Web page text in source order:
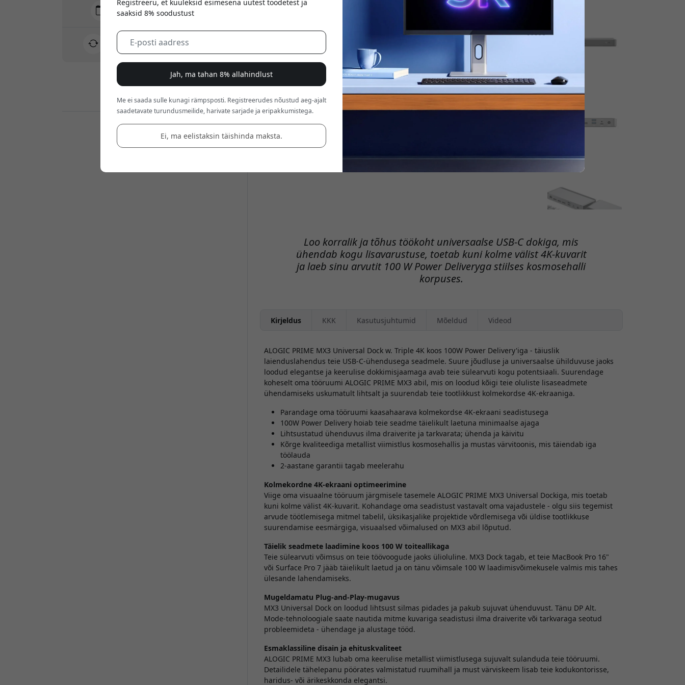
Loo korralik ja tõhus töökoht universaalse USB-C dokiga, mis
ühendab kogu lisavarustuse, toetab kuni kolme välist 4K-kuvarit
ja laeb sinu arvutit 100 W Power Deliveryga stiilses kosmosehalli
korpuses.
Kirjeldus KKK Kasutusjuhtumid Mõeldud Videod
ALOGIC PRIME MX3 Universal Dock w. Triple 4K koos 100W Power Delivery'iga - täiuslik
laienduslahendus teie USB-C-ühendusega seadmele. Suure jõudluse ja universaalse ühilduvuse jaoks
loodud elegantse ja keerulise dokkimisjaamaga avab teie sülearvuti kogu potentsiaali. Suurendage
koheselt oma tööruumi ALOGIC PRIME MX3 abil, mis on loodud kõigi teie oluliste lisaseadmete
ühendamiseks uskumatult lihtsalt ja suurendab teie tootlikkust kolmekordse 4K-ekraaniga.
Parandage oma tööruumi kaasahaarava kolmekordse 4K-ekraani seadistusega
100W Power Delivery hoiab teie seadme täielikult laetuna minimaalse ajaga
Lihtsustatud ühenduvus ilma draiverite ja tarkvarata; ühenda ja käivitu
Kõrge kvaliteediga metallist viimistlus kosmosehallis ja mustas värvitoonis, mis täiendab iga
töölauda
2-aastane garantii tagab meelerahu
Kolmekordne 4K-ekraani optimeerimine
Viige oma visuaalne tööruum järgmisele tasemele ALOGIC PRIME MX3 Universal Dockiga, mis toetab
kuni kolme välist 4K-kuvarit. Kohandage oma seadistust vastavalt oma vajadustele - olgu siis tegemist
arvude töötlemisega mitmel tabelil, üksikasjalike projektide võrdlemisega või üldise tootlikkuse
suurendamise eesmärgiga, visuaalsed võimalused on MX3 abil lõputud.
Täielik seadmete laadimine koos 100 W toiteallikaga
Teie sülearvuti võimsus on teie töövoogude jaoks ülioluline. MX3 Dock tagab, et teie MacBook Pro 16"
või Surface Pro 7 jääb täielikult laetud ja on tänu võimsale 100 W laadimisvõimekusele valmis mis tahes
ülesande lahendamiseks.
Mugeldamatu Plug-and-Play-mugavus
MX3 Universal Dock on loodud lihtsust silmas pidades ja pakub sujuvat ühenduvust. Tänu DP Alt.
Mode-tehnoloogiale saate nautida mitme kuvariga seadistusi ilma draiverite või tarkvaraga seotud
probleemideta - ühendage ja alustage tööd.
Esmaklassiline disain ja ehituskvaliteet
ALOGIC PRIME MX3 lubab oma keerulise metallist viimistlusega sujuvalt sulanduda teie tööruumi.
Detailidele tähelepanu pöörates valmistatud ruumihall ja must värviskeem lisab teie kodukontorisse,
haridus- või ärikeskkonda elegantsi.
Tarne 10-12 august
Kiire ja jälgitav tarne
30-päevane tagastusõigus
Lihtne tagastus - ilma vaevata
Registreeru, et kuuleksid esimesena uutest toodetest ja
saaksid 8% soodustust
Jah, ma tahan 8% allahindlust
Me ei saada sulle kunagi rämpsposti. Registreerudes nõustud aeg-ajalt
saadetavate turundusmeilide, harivate sarjade ja eripakkumistega.
Ei, ma eelistaksin täishinda maksta.